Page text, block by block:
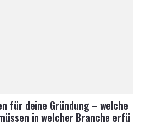
für deine Gründung – welche
in welcher Branche erfü